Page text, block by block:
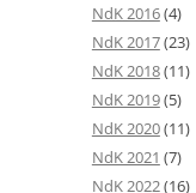
NdK 2016(4)
NdK 2017(23)
NdK 2018(11)
NdK 2019(5)
NdK 2020(11)
NdK 2021 (7)
NdK 2022(16)